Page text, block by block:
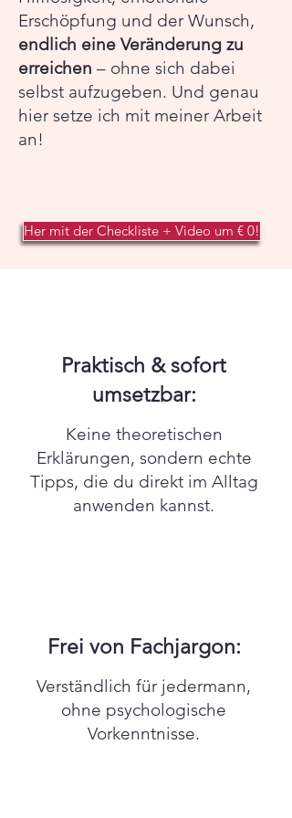
Erschöpfung und der Wunsch,
endlich eine Veränderung zu
erreichen – ohne sich dabei
selbst aufzugeben. Und genau
hier setze ich mit meiner Arbeit
an!
Her mit der Checkliste + Video um € 0!
Praktisch & sofort
umsetzbar:
Keine theoretischen
Erklärungen, sondern echte
Tipps, die du direkt im Alltag
anwenden kannst.
Frei von Fachjargon:
Verständlich für jedermann,
ohne psychologische
Vorkenntnisse.